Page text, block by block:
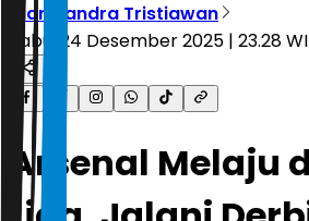
Diar Candra Tristiawan
Rabu, 24 Desember 2025 | 23.28
Arsenal Melaju